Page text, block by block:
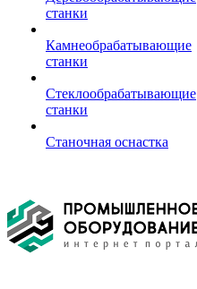
станки
Камнеобрабатывающие
станки
Стеклообрабатывающие
станки
Станочная оснастка